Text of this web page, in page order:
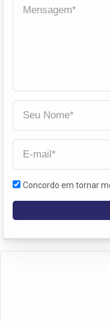
Concordo em tornar